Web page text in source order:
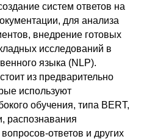
систем ответов на
для анализа
внедрение готовых
исследований в
языка (NLP).
из предварительно
используют
обучения, типа BERT,
распознавания
ответов и других